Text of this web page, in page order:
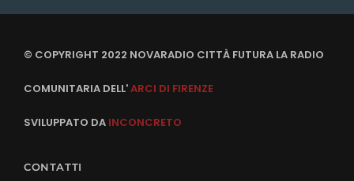
© COPYRIGHT 2022 NOVARADIO CITTÀ FUTURA LA RADIO
COMUNITARIA DELL'ARCI DI FIRENZE
SVILUPPATO DA INCONCRETO
CONTATTI